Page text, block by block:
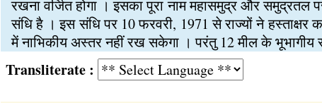
रखना वर्जित होगा । इसका पूरा नाम महासमुद्र और
संधि है । इस संधि पर 10 फरवरी, 1971 से राज्यों ने हस्ताक्षर
में नाभिकीय अस्तर नहीं रख सकेगा । परंतु 12 मील के भूभागीय
Transliterate :